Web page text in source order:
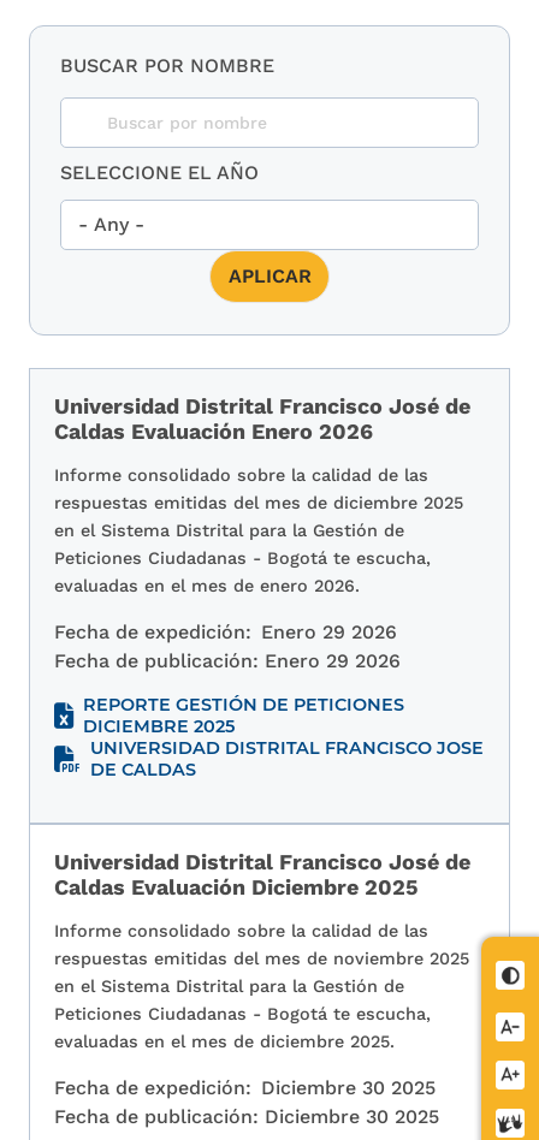
BUSCAR POR NOMBRE
SELECCIONE EL AÑO
Universidad Distrital Francisco José de
Caldas Evaluación Enero 2026
Informe consolidado sobre la calidad de las
respuestas emitidas del mes de diciembre 2025
en el Sistema Distrital para la Gestión de
Peticiones Ciudadanas - Bogotá te escucha,
evaluadas en el mes de enero 2026.
Fecha de expedición: Enero 29 2026
Fecha de publicación: Enero 29 2026
REPORTE GESTIÓN DE PETICIONES
DICIEMBRE 2025
UNIVERSIDAD DISTRITAL FRANCISCO JOSE
DE CALDAS
Universidad Distrital Francisco José de
Caldas Evaluación Diciembre 2025
Informe consolidado sobre la calidad de las
respuestas emitidas del mes de noviembre 2025
en el Sistema Distrital para la Gestión de
Peticiones Ciudadanas - Bogotá te escucha,
evaluadas en el mes de diciembre 2025.
Fecha de expedición: Diciembre 30 2025
Fecha de publicación: Diciembre 30 2025